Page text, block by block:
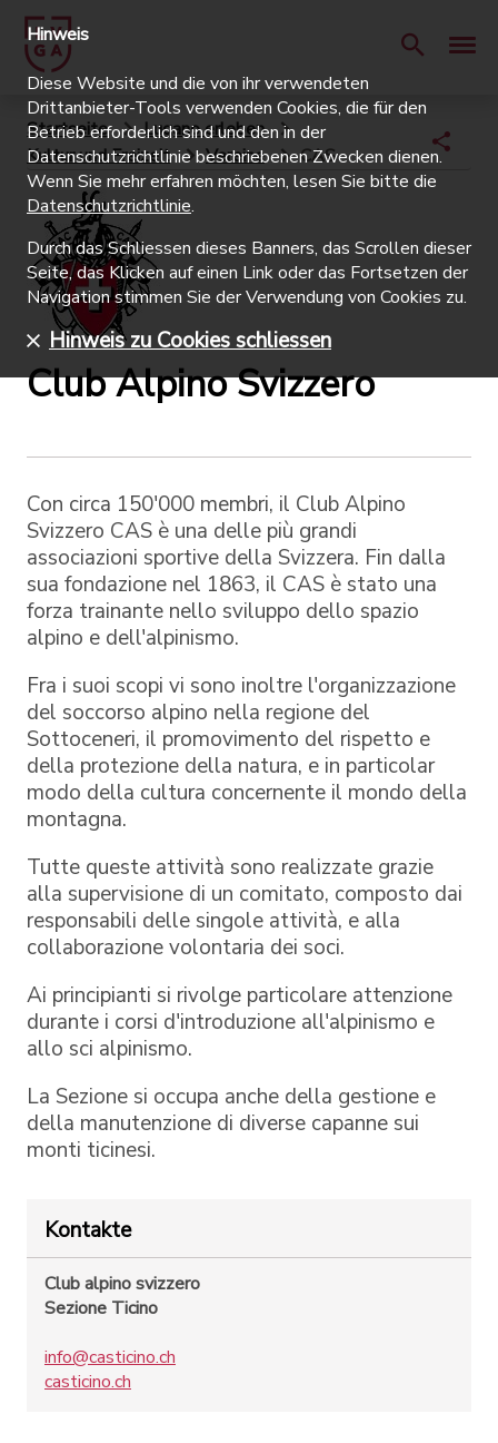
Startseite
Lugano erleben
Kultur und Freizeit
Vereine CAS
Club Alpino Svizzero
Con circa 150'000 membri, il Club Alpino
Svizzero CAS è una delle più grandi
associazioni sportive della Svizzera. Fin dalla
sua fondazione nel 1863, il CAS è stato una
forza trainante nello sviluppo dello spazio
alpino e dell'alpinismo.
Fra i suoi scopi vi sono inoltre l'organizzazione
del soccorso alpino nella regione del
Sottoceneri, il promovimento del rispetto e
della protezione della natura, e in particolar
modo della cultura concernente il mondo della
montagna.
Tutte queste attività sono realizzate grazie
alla supervisione di un comitato, composto dai
responsabili delle singole attività, e alla
collaborazione volontaria dei soci.
Ai principianti si rivolge particolare attenzione
durante i corsi d'introduzione all'alpinismo e
allo sci alpinismo.
La Sezione si occupa anche della gestione e
della manutenzione di diverse capanne sui
monti ticinesi.
Kontakte
Club alpino svizzero
Sezione Ticino
info@casticino.ch
casticino.ch
Hinweis
Diese Website und die von ihr verwendeten
Drittanbieter-Tools verwenden Cookies, die für den
Betrieb erforderlich sind und den in der
Datenschutzrichtlinie beschriebenen Zwecken dienen.
Wenn Sie mehr erfahren möchten, lesen Sie bitte die
Datenschutzrichtlinie.
Durch das Schliessen dieses Banners, das Scrollen dieser
Seite, das Klicken auf einen Link oder das Fortsetzen der
Navigation stimmen Sie der Verwendung von Cookies zu.
Hinweis zu Cookies schliessen